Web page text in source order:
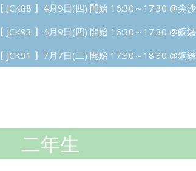
【 JCK88 】4月9日(四) 開始 16:30～17:30 @尖
【 JCK93 】4月9日(四) 開始 16:30～17:30 @銅
【 JCK91 】7月7日(二) 開始 17:30～18:30 @銅
二年生